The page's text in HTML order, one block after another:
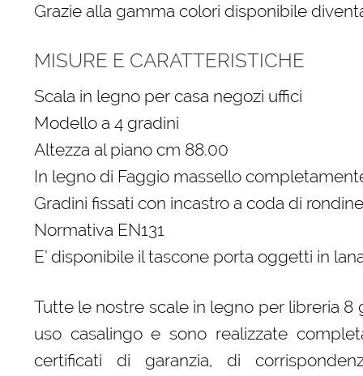
Grazie alla gamma colori disponibile
MISURE E CARATTERISTICHE
Scala in legno per casa negozi uffici
Modello a 4 gradini
Altezza al piano cm 88.00
In legno di Faggio massello
Gradini fissati con incastro a coda di
Normativa EN131
E’ disponibile il tascone porta oggetti in
Tutte le nostre scale in legno per libreria
uso casalingo e sono realizzate
certificati di garanzia, di